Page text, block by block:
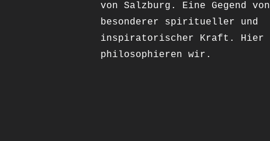
von Salzburg. Eine Gegend von
besonderer spiritueller und
inspiratorischer Kraft. Hier
philosophieren wir.